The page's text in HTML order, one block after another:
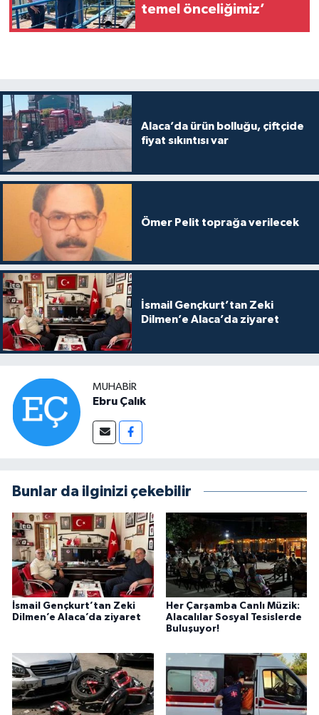
temel önceliğimiz’
Alaca’da ürün bolluğu, çiftçide
fiyat sıkıntısı var
Ömer Pelit toprağa verilecek
İsmail Gençkurt’tan Zeki
Dilmen’e Alaca’da ziyaret
MUHABIR
Ebru Çalık
Bunlar da ilginizi çekebilir
İsmail Gençkurt’tan Zeki
Dilmen’e Alaca’da ziyaret
Her Çarşamba Canlı Müzik:
Alacalılar Sosyal Tesislerde
Buluşuyor!